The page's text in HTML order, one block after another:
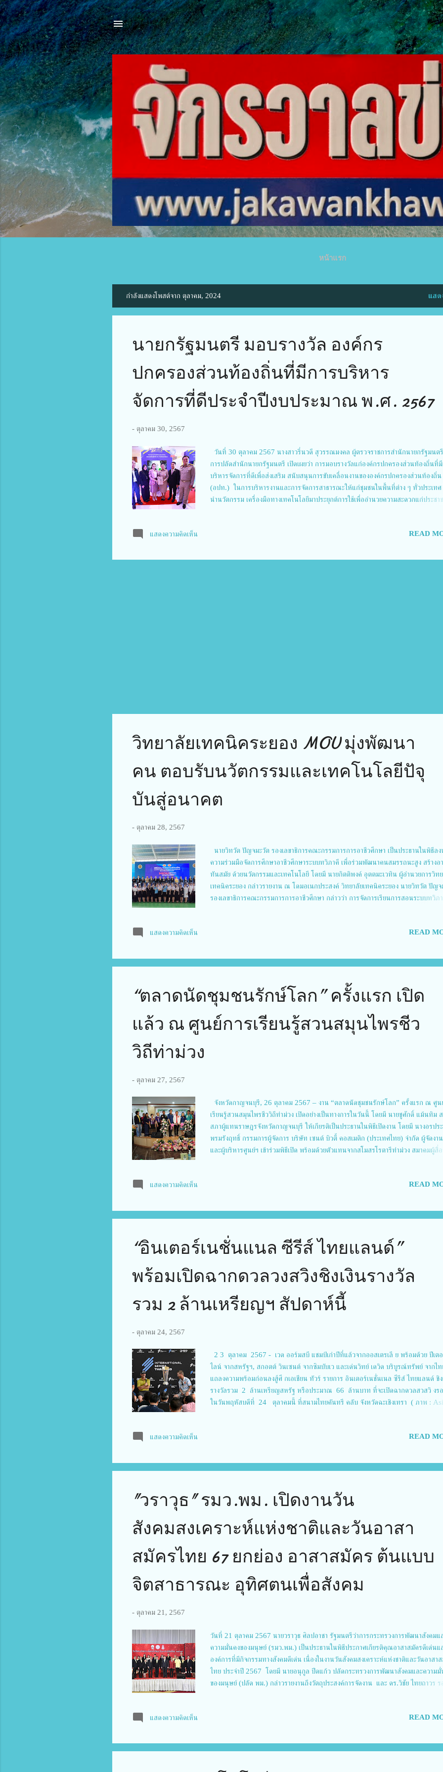
ข้ามไปที่เนื้อหาหลัก
หน้าแรก
ท
กำลังแสดงโพสต์จาก ตุลาคม, 2024 แสด
นายกรัฐมนตรี มอบรางวัล องค์กร
ปกครองส่วนท้องถิ่นที่มีการบริหาร
จัดการที่ดีประจำปีงบประมาณ พ.ศ. 2567
- ตุลาคม 30, 2567
วันที่ 30 ตุลาคม 2567 นางสาวรี่นวดี สุวรรณมงคล ผู้ตรวจราชการสำนักนายกรัฐมนต
การปลัดสำนักนายกรัฐมนตรี เปิดเผยว่า การมอบรางวัลแก่องค์กรปกครองส่วนท้องถิ่นที่มี
บริหารจัดการที่ดีเพื่อส่งเสริม สนับสนุนการขับเคลื่อนงานขององค์กรปกครองส่วนท้องถิ่น
(อปท.) ในการบริหารงานและการจัดการสาธารณะให้แก่ชุมชนในพื้นที่ต่าง ๆ ทั่วประเทศ
นำนวัตกรรม เครื่องมือทางเทคโนโลยีมาประยุกต์การใช้เพื่ออำนวยความสะดวกแก่ประชา
ปกครองส่วนท้องถิ่น ได้ประกาศผลการคัดเลือกองค์กรปกครองส่วนท้องถิ่น ที่ได้รับรางวั
บรางวัลฯ ในวันพุธที่ 30 ตุลาคม 2567 เวลา 13.30 น. ณ ห้องประชุมวายุภักษ์ แกรนด์
แสดงความคิดเห็น READ
วิทยาลัยเทคนิคระยอง MOU มุ่งพัฒนา
คน ตอบรับนวัตกรรมและเทคโนโลยีปัจุ
บันสู่อนาคต
- ตุลาคม 28, 2567
นายวิทวัต ปัญจมะวัต รองเลขาธิการคณะกรรมการการอาชีวศึกษา เป็นประธานในพิธีลง
ความร่วมมือจัดการศึกษาอาชีวศึกษาระบบทวิภาคี เพื่อร่วมพัฒนาคนสมรรถนะสูง สร้างอ
ทันสมัย ด้วยนวัตกรรมและเทคโนโลยี โดยมี นายกิตติพงค์ อุตตมะเวทิน ผู้อำนวยการวิท
เทคนิคระยอง กล่าวรายงาน ณ โดมอเนกประสงค์ วิทยาลัยเทคนิคระยอง นายวิทวัต ปัญจ
รองเลขาธิการคณะกรรมการการอาชีวศึกษา กล่าวว่า การจัดการเรียนการสอนระบบทวิภ
สามารถ และระหว่างฝึกงานจะเน้นให้ครูผู้สอนมีบทบาทในการนิเทศน์มากขึ้น ทั้งนี้ การเรี
ความรู้ความสามารถและประสบการณ์ตรง ในการฝึกงานกับสถานประกอบการจริงมากกว่
เรียนในระบบปกติอีกด้วย การเรียนในระบบทวิภาคี เป็นการผลิตและพัฒนากำลังคนให้ตร
ความต้องการ และยังสร้างความเชื่อมั่นให้สถานประกอบการว่าได้คนที่มีคุณภาพ มาตรฐาน
กับความต้องการ ส่วนด้านผู...
แสดงความคิดเห็น READ
“ตลาดนัดชุมชนรักษ์โลก” ครั้งแรก เปิด
แล้ว ณ ศูนย์การเรียนรู้สวนสมุนไพรชีว
วิถีท่าม่วง
- ตุลาคม 27, 2567
จังหวัดกาญจนบุรี, 26 ตุลาคม 2567 – งาน “ตลาดนัดชุมชนรักษ์โลก” ครั้งแรก ณ ศูน
เรียนรู้สวนสมุนไพรชีววิถีท่าม่วง เปิดอย่างเป็นทางการในวันนี้ โดยมี นายชูศักดิ์ แม้นทิม
สภาผู้แทนราษฎรจังหวัดกาญจนบุรี ให้เกียรติเป็นประธานในพิธีเปิดงาน โดยมี นางอรปร
พรมรังฤทธิ์ กรรมการผู้จัดการ บริษัท เซนต์ บิวตี้ คอสเมติก (ประเทศไทย) จำกัด ผู้จัดงา
และผู้บริหารศูนย์ฯ เข้าร่วมพิธีเปิด พร้อมด้วยตัวแทนจากสโมสรโรตารีท่าม่วง สมาคมผู้สื่อ
นับเป็นมหกรรมสินค้าชุมชนที่รวบรวมผลิตภัณฑ์ท้องถิ่นและกิจกรรมหลากหลายให้ผู้ร่วม
จิ้มจุ๋มพม่าโมดิฟาย ซึ่งเป็นของดีที่เป็นเอกลักษณ์จากฝั่งตะวันตกของประเทศไทย นอกจา
สินค้าสมุนไพรชีววิถี ผลิตภัณฑ์จากธรรมชาติ ที่นำมาจำหน่ายในราคาพิเศษ รวมถึงสินค้า
แสดงความคิดเห็น READ
“อินเตอร์เนชั่นแนล ซีรีส์ ไทยแลนด์”
พร้อมเปิดฉากดวลวงสวิงชิงเงินรางวัล
รวม 2 ล้านเหรียญฯ สัปดาห์นี้
- ตุลาคม 24, 2567
2 3 ตุลาคม 2567 - เวด ออร์มสบี แชมป์เก่าปีที่แล้วจากออสเตรเลี ย พร้อมด้วย ปีเต
ไลน์ จากสหรัฐฯ, สกอตต์ วินเซนต์ จากซิมบับเว และเด่นวิทย์ เดวิด บริบูรณ์ทรัพย์ จากไ
แถลงความพร้อมก่อนลงสู้ศึ กเอเชียน ทัวร์ รายการ อินเตอร์เนชั่นเนล ซีรีส์ ไทยแลนด์ ชิง
รางวัลรวม 2 ล้านเหรียญสหรัฐ หรือประมาณ 66 ล้านบาท ที่จะเปิดฉากดวลสวสวิ งร
ในวันพฤหัสบดีที่ 24 ตุลาคมนี้ ที่สนามไทยคันทรี คลับ จังหวัดฉะเชิงเทรา ( ภาพ :
เมาน์เทน แชมเปี้ยนชิพ ที่อำเภอหัวหิน จังหวัดประจวบคีรีขันธ์ ระหว่างวันที่ 17-20 ตุล
จังหวัดฉะเชิงเทรา ระหว่างวันที่ 24-27 ตุลาคมนี้ ซึ่งทั้งสองทัวร์นาเมนท์เป็ นรายการ
6 ...
แสดงความคิดเห็น READ
"วราวุธ" รมว.พม. เปิดงานวัน
สังคมสงเคราะห์แห่งชาติและวันอาสา
สมัครไทย 67 ยกย่อง อาสาสมัคร ต้นแบบ
จิตสาธารณะ อุทิศตนเพื่อสังคม
- ตุลาคม 21, 2567
วันที่ 21 ตุลาคม 2567 นายวราวุธ ศิลปอาชา รัฐมนตรีว่าการกระทรวงการพัฒนาสังคมแ
ความมั่นคงของมนุษย์ (รมว.พม.) เป็นประธานในพิธีประกาศเกียรติคุณอาสาสมัครดีเด่นแ
องค์การที่มีกิจกรรมทางสังคมดีเด่น เนื่องในงานวันสังคมสงเคราะห์แห่งชาติและวันอาสา
ไทย ประจำปี 2567 โดยมี นายอนุกูล ปีดแก้ว ปลัดกระทรวงการพัฒนาสังคมและความมั่
ของมนุษย์ (ปลัด พม.) กล่าวรายงานถึงวัตถุประสงค์การจัดงาน และ ดร.วิชัย ไทยถาวร ร
วิภาค รองนายกรัฐมนตรี และรัฐมนตรีว่าการกระทรวงพลังงาน ปาฐกถาพิเศษผ่านการบั
อาสาสมัครดีเด่นและองค์การที่มีกิจกรรมทางสังคมดีเด่น ผู้แทนส่วนราชการ องค์การสวัส
สังคม องค์กรเอกชน ผู้แทนองค์กรที่มีการปฏิบัติงานกับอาสาสมัคร เจ้าหน้าที่สำนักงานพั
แสดงความคิดเห็น READ